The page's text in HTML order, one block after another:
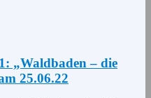
„Waldbaden – die
25.06.22